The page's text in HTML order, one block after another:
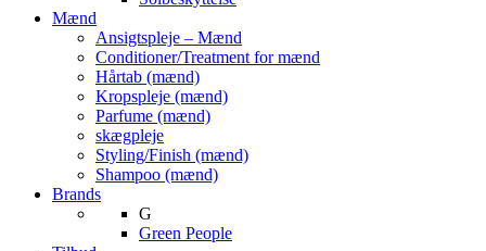
Mænd
Ansigtspleje – Mænd
Conditioner/Treatment for mænd
Hårtab (mænd)
Kropspleje (mænd)
Parfume (mænd)
skægpleje
Styling/Finish (mænd)
Shampoo (mænd)
Brands
G
Green People